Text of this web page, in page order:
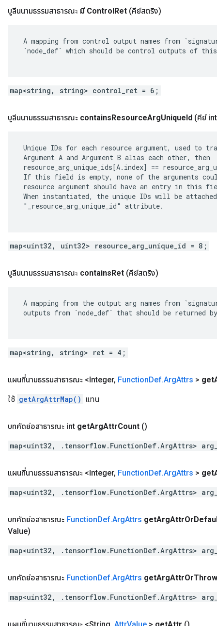
บูลีนนามธรรมสาธารณะ มี ControlRet (คีย์สตริง)
A mapping from control output names from
`node_def` which should be control outputs of
map<string, string> control_ret = 6;
บูลีนนามธรรมสาธารณะ containsResourceArgUniqueId (คีย์
Unique IDs for each resource argument, used to
Argument A and Argument B alias each other, then
resource_arg_unique_ids[A.index] ==
If this field is empty, none of the arguments
resource argument should have an entry in this
When instantiated, the unique IDs will be
"_resource_arg_unique_id" attribute.
map<uint32, uint32> resource_arg_unique_id = 8;
บูลีนนามธรรมสาธารณะ containsRet (คีย์สตริง)
A mapping from the output arg names from
outputs from `node_def` that should be returned
map<string, string> ret = 4;
แผนที่นามธรรมสาธารณะ <Integer, FunctionDef.ArgAttrs > get
ใช้ getArgAttrMap() แทน
บทคัดย่อสาธารณะ int getArgAttrCount ()
map<uint32, .tensorflow.FunctionDef.ArgAttrs>
แผนที่นามธรรมสาธารณะ <Integer, FunctionDef.ArgAttrs > get
map<uint32, .tensorflow.FunctionDef.ArgAttrs>
บทคัดย่อสาธารณะ FunctionDef.ArgAttrs getArgAttrOr
Value)
map<uint32, .tensorflow.FunctionDef.ArgAttrs>
บทคัดย่อสาธารณะ FunctionDef.ArgAttrs getArgAttrOrThrow
map<uint32, .tensorflow.FunctionDef.ArgAttrs>